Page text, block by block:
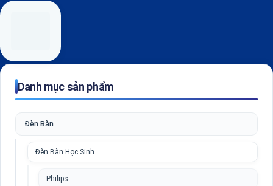
Danh mục sản phẩm
Đèn Bàn
Đèn Bàn Học Sinh
Philips